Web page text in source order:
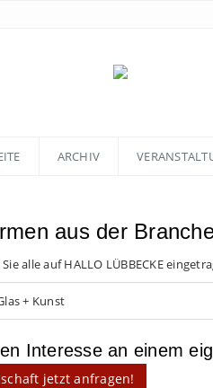
ARCHIV
aus der
alle auf HALLO LÜBBECKE
+ Kunst
Interesse an einem
jetzt anfragen!